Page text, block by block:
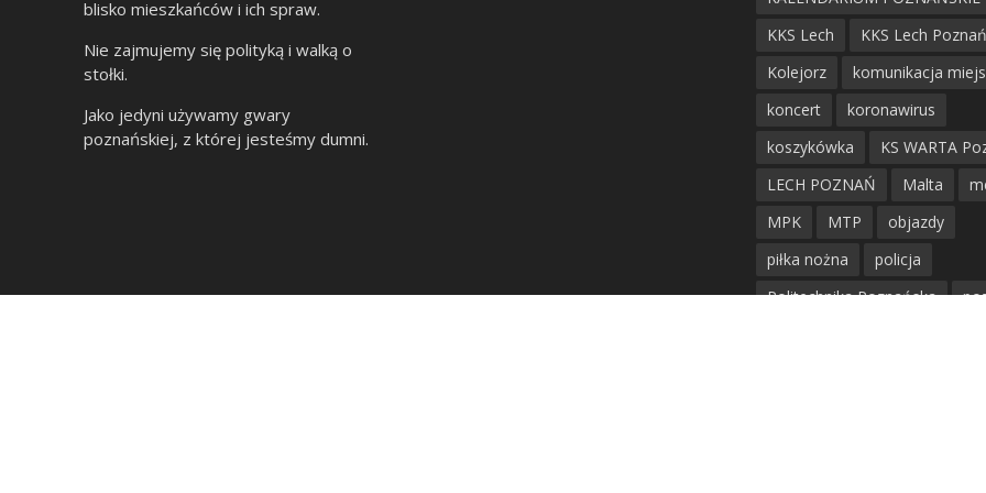
blisko mieszkańców i ich spraw.
Nie zajmujemy się polityką i walką o
stołki.
Jako jedyni używamy gwary
poznańskiej, z której jesteśmy dumni.
KKS Lech
KKS Lech Poznań
Kolejorz
komunikacja
koncert
koronawirus
koszykówka
KS WARTA
LECH POZNAŃ
Malta
MPK
MTP
objazdy
piłka nożna
policja
Politechnika Poznańska